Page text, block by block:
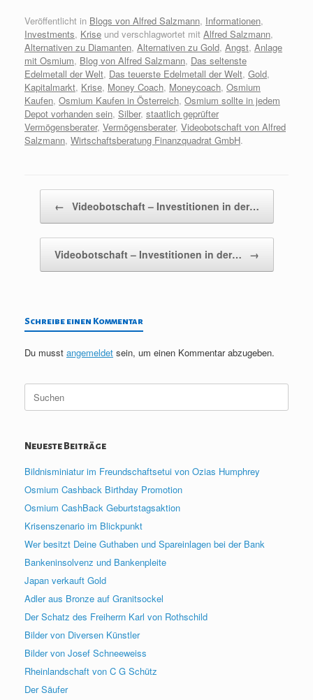
Veröffentlicht in Blogs von Alfred Salzmann, Informationen,
Investments, Krise und verschlagwortet mit Alfred Salzmann,
Alternativen zu Diamanten, Alternativen zu Gold, Angst, Anlage
mit Osmium, Blog von Alfred Salzmann, Das seltenste
Edelmetall der Welt, Das teuerste Edelmetall der Welt, Gold,
Kapitalmarkt, Krise, Money Coach, Moneycoach, Osmium
Kaufen, Osmium Kaufen in Österreich, Osmium sollte in jedem
Depot vorhanden sein, Silber, staatlich geprüfter
Vermögensberater, Vermögensberater, Videobotschaft von Alfred
Salzmann, Wirtschaftsberatung Finanzquadrat GmbH.
← Videobotschaft – Investitionen in der…
Videobotschaft – Investitionen in der… →
Schreibe einen Kommentar
Du musst angemeldet sein, um einen Kommentar abzugeben.
Suche
nach:
Neueste Beiträge
Bildnisminiatur im Freundschaftsetui von Ozias Humphrey
Osmium Cashback Birthday Promotion
Osmium CashBack Geburtstagsaktion
Krisenszenario im Blickpunkt
Wer besitzt Deine Guthaben und Spareinlagen bei der Bank
Bankeninsolvenz und Bankenpleite
Japan verkauft Gold
Adler aus Bronze auf Granitsockel
Der Schatz des Freiherrn Karl von Rothschild
Bilder von Diversen Künstler
Bilder von Josef Schneeweiss
Rheinlandschaft von C G Schütz
Der Säufer